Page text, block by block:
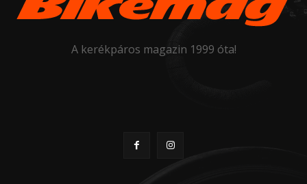
A kerékpáros magazin 1999 óta!